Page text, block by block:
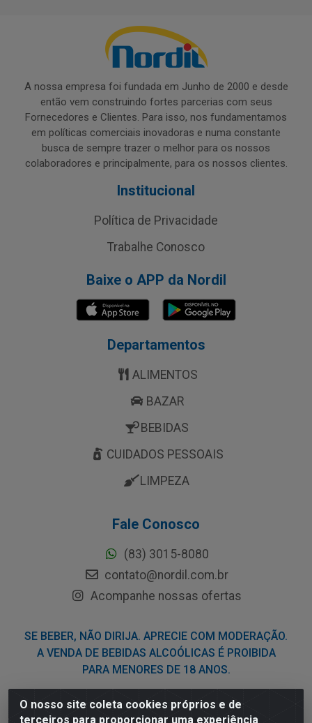
O nosso site coleta cookies próprios e de
terceiros para proporcionar uma experiência
A nossa empresa foi fundada em Junho de 2000 e desde
então vem construindo fortes parcerias com seus
Fornecedores e Clientes. Para isso, nos fundamentamos
em políticas comerciais inovadoras e numa constante
busca de sempre trazer o melhor para os nossos
colaboradores e principalmente, para os nossos clientes.
Institucional
Política de Privacidade
Trabalhe Conosco
Baixe o APP da Nordil
Departamentos
ALIMENTOS
BAZAR
BEBIDAS
CUIDADOS PESSOAIS
LIMPEZA
Fale Conosco
(83) 3015-8080
contato@nordil.com.br
Acompanhe nossas ofertas
SE BEBER, NÃO DIRIJA. APRECIE COM MODERAÇÃO.
A VENDA DE BEBIDAS ALCOÓLICAS É PROIBIDA
PARA MENORES DE 18 ANOS.
Nordil Distribuidora - Avenida Liberdade, 2738, Bloco F -